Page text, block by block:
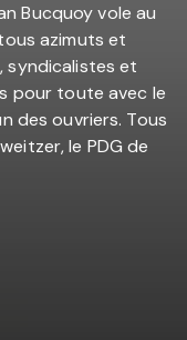
Bucquoy vole au
azimuts et
syndicalistes et
pour toute avec le
des ouvriers. Tous
le PDG de